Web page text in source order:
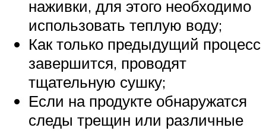
наживки, для этого необходимо
использовать теплую воду;
Как только предыдущий процесс
завершится, проводят
тщательную сушку;
Если на продукте обнаружатся
следы трещин или различные